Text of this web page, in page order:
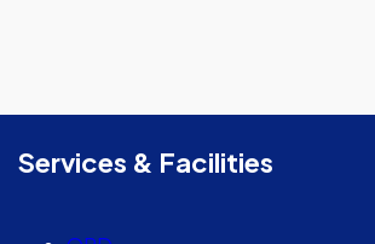
Services & Facilities